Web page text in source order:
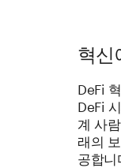
혁신
DeFi
DeFi
계 사
래의
공합니